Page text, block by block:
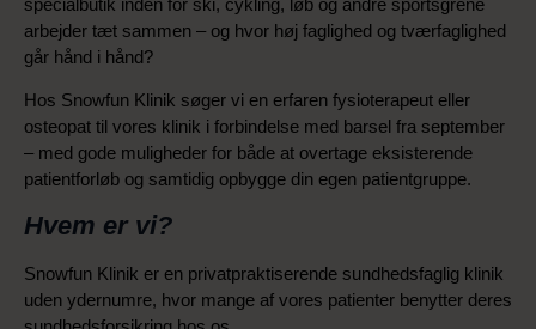
specialbutik inden for ski, cykling, løb og andre sportsgrene
arbejder tæt sammen – og hvor høj faglighed og tværfaglighed
går hånd i hånd?
Hos Snowfun Klinik søger vi en erfaren fysioterapeut eller
osteopat til vores klinik i forbindelse med barsel fra september
– med gode muligheder for både at overtage eksisterende
patientforløb og samtidig opbygge din egen patientgruppe.
Hvem er vi?
Snowfun Klinik er en privatpraktiserende sundhedsfaglig klinik
uden ydernumre, hvor mange af vores patienter benytter deres